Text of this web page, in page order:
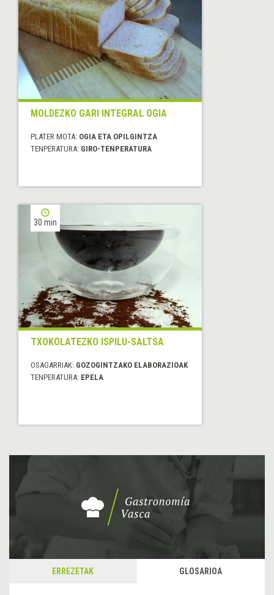
MOLDEZKO GARI INTEGRAL OGIA
PLATER MOTA: OGIA ETA OPILGINTZA
TENPERATURA: GIRO-TENPERATURA
30 min
TXOKOLATEZKO ISPILU-SALTSA
OSAGARRIAK: GOZOGINTZAKO ELABORAZIOAK
TENPERATURA: EPELA
ERREZETAK GLOSARIOA